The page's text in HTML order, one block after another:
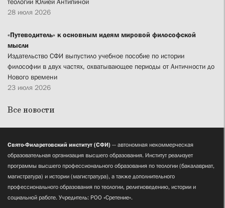
28 июля 2026
«Путеводитель» к основным идеям мировой философской
мысли
Издательство СФИ выпустило учебное пособие по истории
философии в двух частях, охватывающее периоды от Античности до
Нового времени
23 июля 2026
Все новости
Свято-Филаретовский институт (СФИ) — автономная некоммерческая
образовательная организация высшего образования. Институт реализует
программы высшего профессионального образования по теологии (бакалавриат,
магистратура) и истории (магистратура), а также дополнительного
профессионального образования по теологии, религиоведению, истории и
социальной работе. Учредитель: РОО «Сретение».